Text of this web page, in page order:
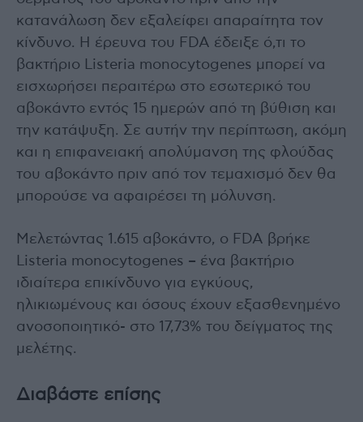
κατανάλωση δεν εξαλείφει απαραίτητα τον
κίνδυνο. Η έρευνα του FDA έδειξε ό,τι το
βακτήριο Listeria monocytogenes μπορεί να
εισχωρήσει περαιτέρω στο εσωτερικό του
αβοκάντο εντός 15 ημερών από τη βύθιση και
την κατάψυξη. Σε αυτήν την περίπτωση, ακόμη
και η επιφανειακή απολύμανση της φλούδας
του αβοκάντο πριν από τον τεμαχισμό δεν θα
μπορούσε να αφαιρέσει τη μόλυνση.
Μελετώντας 1.615 αβοκάντο, ο FDA βρήκε
Listeria monocytogenes – ένα βακτήριο
ιδιαίτερα επικίνδυνο για εγκύους,
ηλικιωμένους και όσους έχουν εξασθενημένο
ανοσοποιητικό- στο 17,73% του δείγματος της
μελέτης.
Διαβάστε επίσης